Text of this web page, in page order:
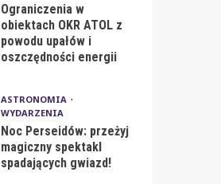
Ograniczenia w
obiektach OKR ATOL z
powodu upałów i
oszczędności energii
ASTRONOMIA
WYDARZENIA
Noc Perseidów: przeżyj
magiczny spektakl
spadających gwiazd!